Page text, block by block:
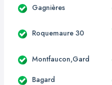
Gagnières
Roquemaure 30
Montfaucon,Gard
Bagard